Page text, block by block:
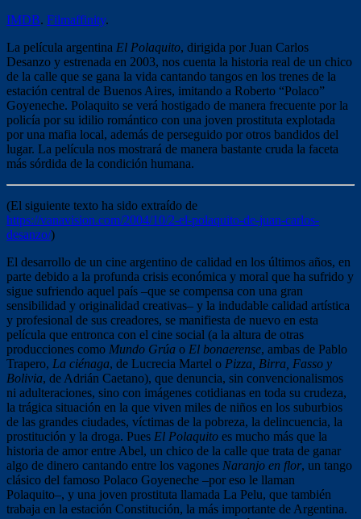
IMDB. Filmaffinity.
La película argentina El Polaquito, dirigida por Juan Carlos
Desanzo y estrenada en 2003, nos cuenta la historia real de un chico
de la calle que se gana la vida cantando tangos en los trenes de la
estación central de Buenos Aires, imitando a Roberto “Polaco”
Goyeneche. Polaquito se verá hostigado de manera frecuente por la
policía por su idilio romántico con una joven prostituta explotada
por una mafia local, además de perseguido por otros bandidos del
lugar. La película nos mostrará de manera bastante cruda la faceta
más sórdida de la condición humana.
(El siguiente texto ha sido extraído de
https://vanavision.com/2004/10/2-el-polaquito-de-juan-carlos-
desanzo/)
El desarrollo de un cine argentino de calidad en los últimos años, en
parte debido a la profunda crisis económica y moral que ha sufrido y
sigue sufriendo aquel país –que se compensa con una gran
sensibilidad y originalidad creativas– y la indudable calidad artística
y profesional de sus creadores, se manifiesta de nuevo en esta
película que entronca con el cine social (a la altura de otras
producciones como Mundo Grúa o El bonaerense, ambas de Pablo
Trapero, La ciénaga, de Lucrecia Martel o Pizza, Birra, Fasso y
Bolivia, de Adrián Caetano), que denuncia, sin convencionalismos
ni adulteraciones, sino con imágenes cotidianas en toda su crudeza,
la trágica situación en la que viven miles de niños en los suburbios
de las grandes ciudades, víctimas de la pobreza, la delincuencia, la
prostitución y la droga. Pues El Polaquito es mucho más que la
historia de amor entre Abel, un chico de la calle que trata de ganar
algo de dinero cantando entre los vagones Naranjo en flor, un tango
clásico del famoso Polaco Goyeneche –por eso le llaman
Polaquito–, y una joven prostituta llamada La Pelu, que también
trabaja en la estación Constitución, la más importante de Argentina.